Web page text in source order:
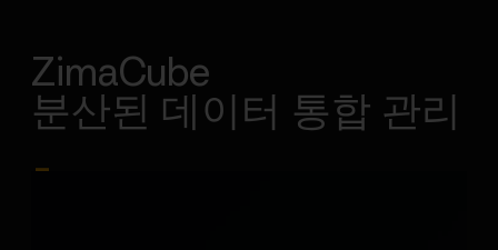
ZimaCube
분산된 데이터 통합 관리